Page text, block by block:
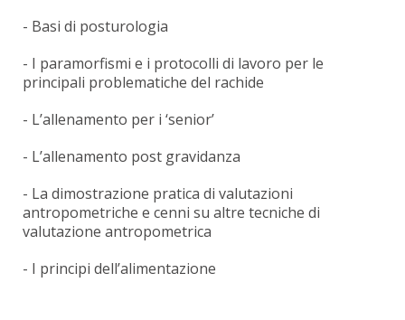
- Basi di posturologia
- I paramorfismi e i protocolli di lavoro per le
principali problematiche del rachide
- L’allenamento per i ‘senior’
- L’allenamento post gravidanza
- La dimostrazione pratica di valutazioni
antropometriche e cenni su altre tecniche di
valutazione antropometrica
- I principi dell’alimentazione